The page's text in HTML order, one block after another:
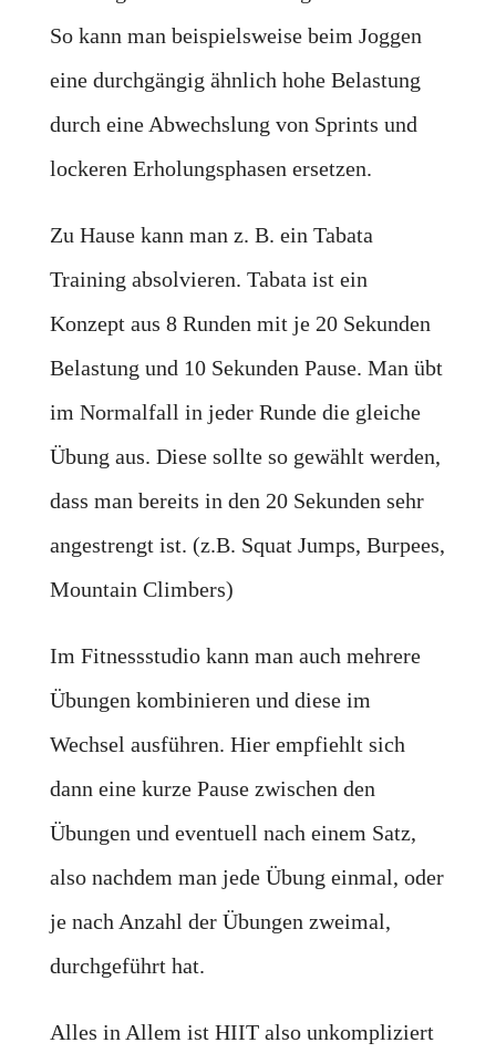
So kann man beispielsweise beim Joggen
eine durchgängig ähnlich hohe Belastung
durch eine Abwechslung von Sprints und
lockeren Erholungsphasen ersetzen.
Zu Hause kann man z. B. ein Tabata
Training absolvieren. Tabata ist ein
Konzept aus 8 Runden mit je 20 Sekunden
Belastung und 10 Sekunden Pause. Man übt
im Normalfall in jeder Runde die gleiche
Übung aus. Diese sollte so gewählt werden,
dass man bereits in den 20 Sekunden sehr
angestrengt ist. (z.B. Squat Jumps, Burpees,
Mountain Climbers)
Im Fitnessstudio kann man auch mehrere
Übungen kombinieren und diese im
Wechsel ausführen. Hier empfiehlt sich
dann eine kurze Pause zwischen den
Übungen und eventuell nach einem Satz,
also nachdem man jede Übung einmal, oder
je nach Anzahl der Übungen zweimal,
durchgeführt hat.
Alles in Allem ist HIIT also unkompliziert